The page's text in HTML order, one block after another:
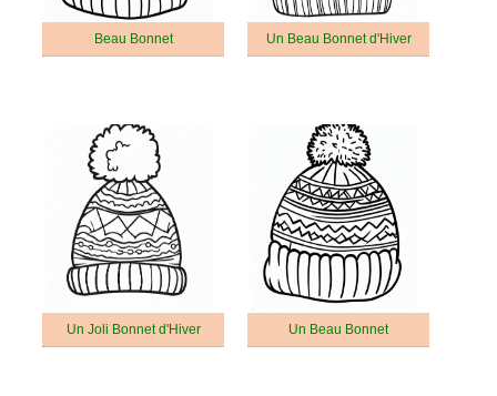
Beau Bonnet Un Beau Bonnet d'Hiver
Un Joli Bonnet d'Hiver Un Beau Bonnet